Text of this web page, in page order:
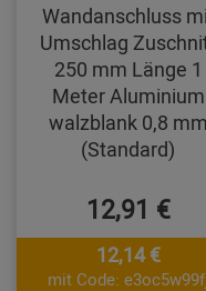
Wandanschluss
Umschlag
250 mm Länge 1
Meter Aluminium
walzblank 0,8 mm
(Standard)
12,91 €
12,14 €
mit Code: